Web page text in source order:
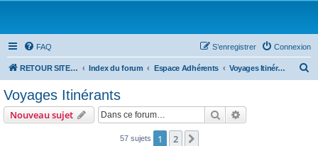
FAQ Connexion
S’enregistrer
RETOUR SITE SPEEDEURE Index du forum Espace Adhérents Voyages Itinérants
Voyages Itinérants
Nouveau sujet Rechercher
57 sujets 1 2